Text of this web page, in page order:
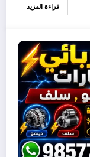
قراءة المزيد